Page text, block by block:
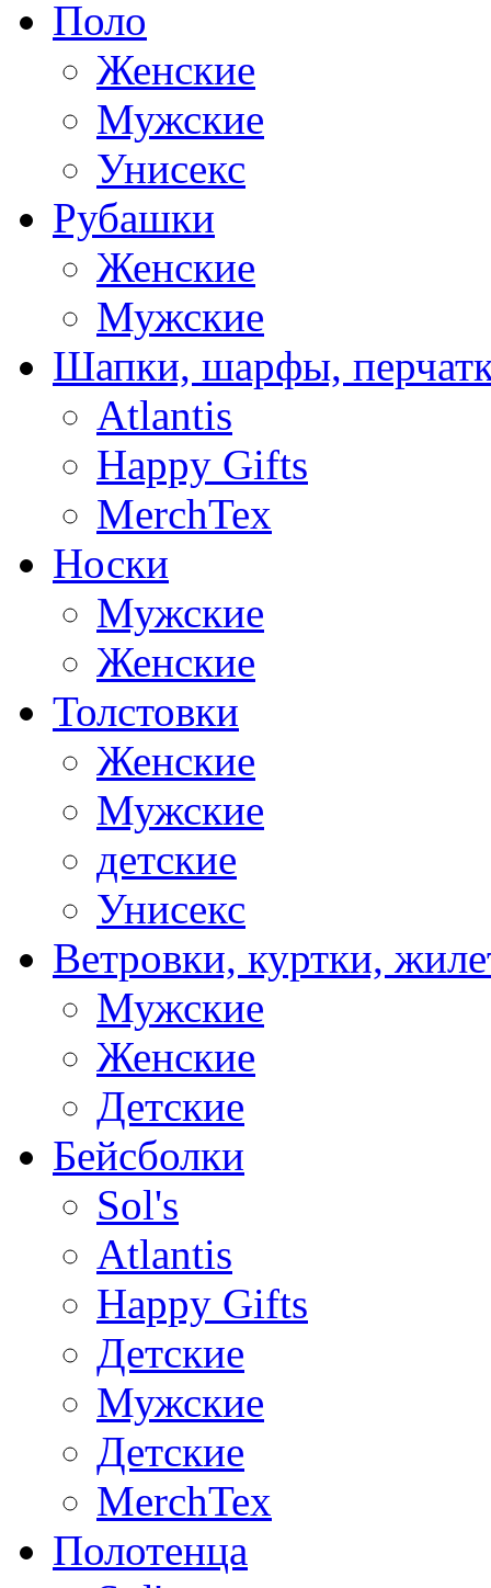
Поло
Женские
Мужские
Унисекс
Рубашки
Женские
Мужские
Шапки, шарфы,
Atlantis
Happy Gifts
MerchTex
Носки
Мужские
Женские
Толстовки
Женские
Мужские
детские
Унисекс
Ветровки, куртки,
Мужские
Женские
Детские
Бейсболки
Sol's
Atlantis
Happy Gifts
Детские
Мужские
Детские
MerchTex
Полотенца